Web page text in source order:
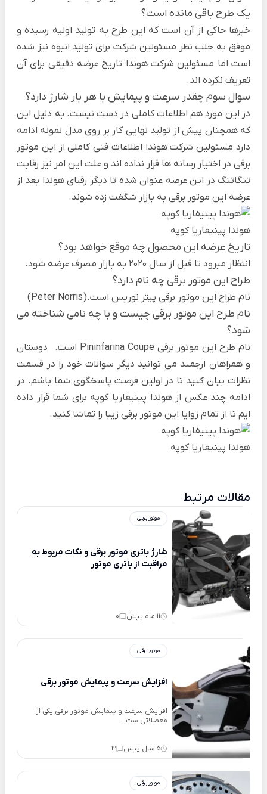
یک طرح باقی مانده است؟
خبرها حاکی از آن است که این طرح به تولید اولیه رسیده و
موفق به جلب نظر مسئولین شرکت برای تولید انبوه نیز شده
است اما مسئولین شرکت هوندا تاریخ عرضه دقیقی برای آن
تعریف نکرده اند.
سوال سوم چقدر سرعت و پیمایش با هر بار شارژ دارد؟
در این مورد هم اطلاعات کاملی در دست نیست. به دلیل این
که همچنان پیش از تولید نهایی کار بر روی مدل نمونه ادامه
دارد مسئولین شرکت هوندا اطلاعات فنی کاملی از این موتور
برقی در اختیار رسانه ها قرار نداده اند و علت این امر نیز رقابت
تنگاتنگ در این عرصه عنوان شده تا دیگر رقبای هوندا بعد از
عرضه این موتور برقی به بازار شگفت زده شوند.
هوندا پینیفاریا کوپه
تاریخ عرضه این محصول چه موقع خواهد بود؟
انتظار میرود تا قبل از سال 2020 به بازار مصرف عرضه شود.
طراح این موتور برقی چه نام دارد؟
نام طراح این موتور برقی پیتر نوریس است.(Peter Norris)
نام طرح این موتور برقی چیست و با چه نامی شناخته می
شود؟
نام طرح این موتور برقی Pininfarina Coupe است.
دوستان
و همراهان ارجمند می توانید دیگر سوالات خود را در قسمت
نظرات بیان کنید تا در اولین فرصت پاسخگوی شما باشم. در
ادامه چند عکس از هوندا پینیفاریا کوپه برای شما قرار داده
ایم تا از تمام زوایا این موتور برقی زیبا را تماشا کنید.
هوندا پینیفاریا کوپه
مقالات مرتبط
موتور برقی
شارژ باتری موتور برقی و نکات مربوط به
مراقبت از باتری موتور
11 ماه پیش 0
موتور برقی
افزایش سرعت و پیمایش موتور برقی
افزایش سرعت و پیمایش موتور برقی یکی از
معضلاتی ست...
5 سال پیش 3
موتور برقی